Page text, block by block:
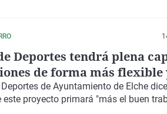
Deportes tendrá plena
de forma más flexible
concejalía"
de Ayuntamiento de Elche
este proyecto primará "más el buen